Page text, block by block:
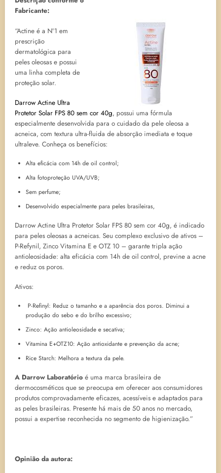
Fabricante:
“Actine é a Nº1 em
prescrição
dermatológica para
peles oleosas e possui
uma linha completa de
proteção solar.
Darrow Actine Ultra
Protetor Solar FPS 80 sem cor 40g, possui uma fórmula
especialmente desenvolvida para o cuidado da pele oleosa a
acneica, com textura ultra-fluida de absorção imediata e toque
ultraleve. Conheça os benefícios:
Alta eficácia com 14h de oil control;
Alta fotoproteção UVA/UVB;
Sem perfume;
Desenvolvido especialmente para peles brasileiras,
Darrow Actine Ultra Protetor Solar FPS 80 sem cor 40g, é indicado
para peles oleosas a acneicas. Seu complexo exclusivo de ativos –
P-Refynil, Zinco Vitamina E e OTZ 10 – garante tripla ação
antioleosidade: alta eficácia com 14h de oil control, previne a acne
e reduz os poros.
Ativos:
P-Refinyl: Reduz o tamanho e a aparência dos poros. Diminui a
produção do sebo e do brilho excessivo;
Zinco: Ação antioleosidade e secativa;
Vitamina E+OTZ10: Ação antioxidante e prevenção da acne;
Rice Starch: Melhora a textura da pele.
A Darrow Laboratório é uma marca brasileira de
dermocosméticos que se preocupa em oferecer aos consumidores
produtos comprovadamente eficazes, acessíveis e adaptados para
as peles brasileiras. Presente há mais de 50 anos no mercado,
possui a expertise reconhecida no segmento de higienização.”
Opinião da autora: